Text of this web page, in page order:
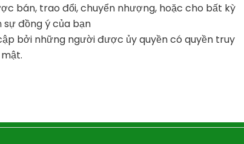
bán, trao đổi, chuyển nhượng, hoặc cho bất kỳ
đồng ý của bạn
bởi những người được ủy quyền có quyền truy